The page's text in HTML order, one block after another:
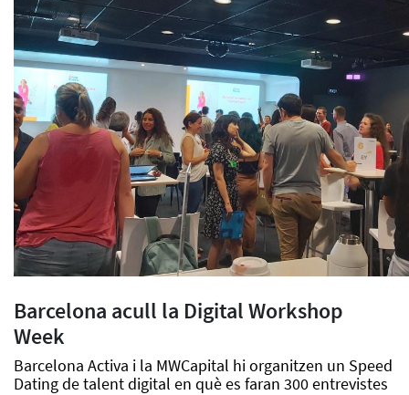
Barcelona acull la Digital Workshop
Week
Barcelona Activa i la MWCapital hi organitzen un Speed
Dating de talent digital en què es faran 300 entrevistes